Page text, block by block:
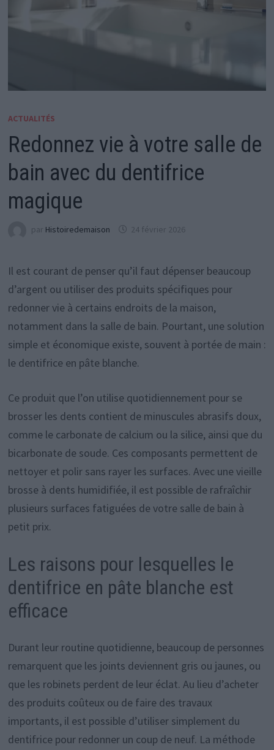
ACTUALITÉS
Redonnez vie à votre salle de
bain avec du dentifrice
magique
par Histoiredemaison 24 février 2026
Il est courant de penser qu’il faut dépenser beaucoup
d’argent ou utiliser des produits spécifiques pour
redonner vie à certains endroits de la maison,
notamment dans la salle de bain. Pourtant, une solution
simple et économique existe, souvent à portée de main :
le dentifrice en pâte blanche.
Ce produit que l’on utilise quotidiennement pour se
brosser les dents contient de minuscules abrasifs doux,
comme le carbonate de calcium ou la silice, ainsi que du
bicarbonate de soude. Ces composants permettent de
nettoyer et polir sans rayer les surfaces. Avec une vieille
brosse à dents humidifiée, il est possible de rafraîchir
plusieurs surfaces fatiguées de votre salle de bain à
petit prix.
Les raisons pour lesquelles le
dentifrice en pâte blanche est
efficace
Durant leur routine quotidienne, beaucoup de personnes
remarquent que les joints deviennent gris ou jaunes, ou
que les robinets perdent de leur éclat. Au lieu d’acheter
des produits coûteux ou de faire des travaux
importants, il est possible d’utiliser simplement du
dentifrice pour redonner un coup de neuf. La méthode